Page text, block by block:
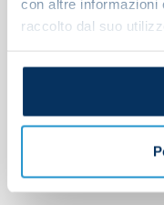
con altre informazioni
raccolto dal suo
Napoli 2-1 Osasuna
Afternoon training
Commenti
No comments to